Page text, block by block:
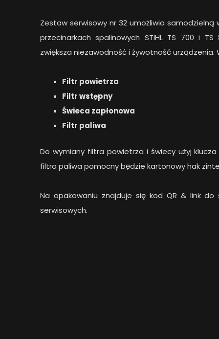
Zestaw serwisowy nr 32 umożliwia
przecinarkach spalinowych STIHL TS 700 i
zwiększa niezawodność i żywotność urządzenia.
Filtr powietrza
Filtr wstępny
Świeca zapłonowa
Filtr paliwa
Do wymiany filtra powietrza i świecy użyj
filtra paliwa pomocny będzie kartonowy hak
Na opakowaniu znajduje się kod QR & link
serwisowych.